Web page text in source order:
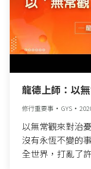
龍德上師：以
修行重要事 GYS
以無常觀來對治
沒有永恆不變的
全世界，打亂了